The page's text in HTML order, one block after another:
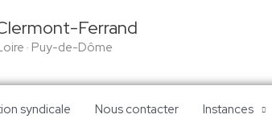
Ferrand
· Puy-de-Dôme
syndicale Nous contacter Instances